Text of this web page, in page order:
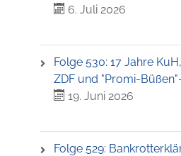
6. Juli 2026
Folge 530: 17 Jahre
ZDF und "Promi-
19. Juni 2026
Folge 529: